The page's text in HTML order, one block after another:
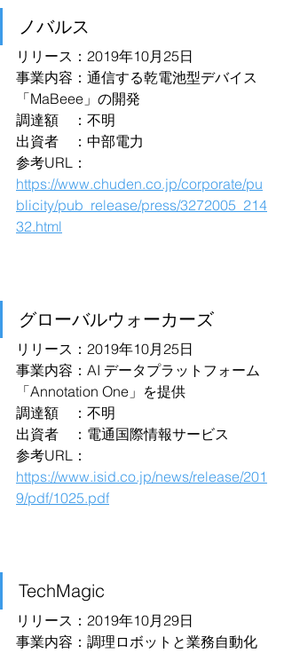
ノバルス
リリース：2019年10月25日
事業内容：通信する乾電池型デバイス
「MaBeee」の開発
調達額　：不明
出資者　：中部電力
参考URL：
https://www.chuden.co.jp/corporate/pu
blicity/pub_release/press/3272005_214
32.html
グローバルウォーカーズ
リリース：2019年10月25日
事業内容：AI データプラットフォーム
「Annotation One」を提供
調達額　：不明
出資者　：電通国際情報サービス
参考URL：
https://www.isid.co.jp/news/release/201
9/pdf/1025.pdf
TechMagic
リリース：2019年10月29日
事業内容：調理ロボットと業務自動化